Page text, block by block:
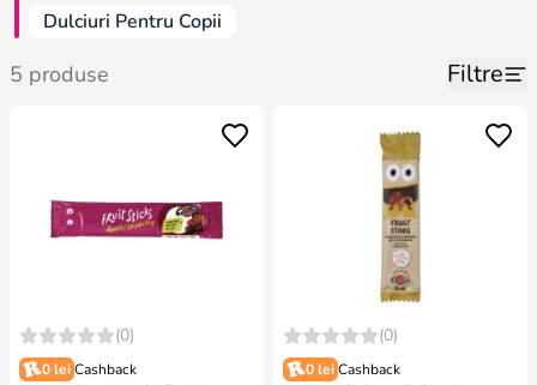
Dulciuri Pentru Copii
5 produse Filtre
(0)
0 lei Cashback
(0)
0 lei Cashback